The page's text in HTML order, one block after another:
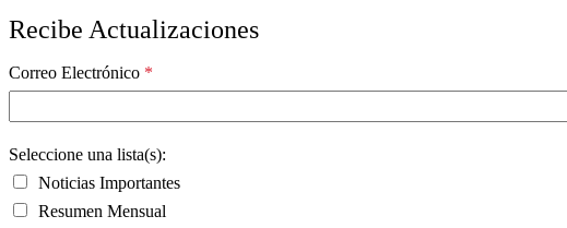
Recibe Actualizaciones
Correo Electrónico *
Seleccione una lista(s):
Noticias Importantes
Resumen Mensual